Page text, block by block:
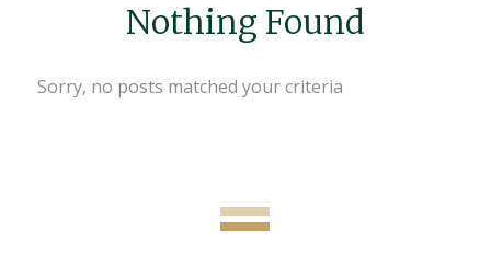
Nothing Found
Sorry, no posts matched your criteria